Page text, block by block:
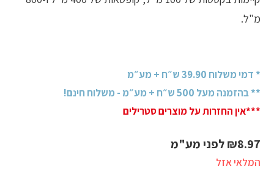
מ"ל.
* דמי משלוח 39.90 ש״ח + מע״מ
** בהזמנה מעל 500 ש״ח + מע״מ - משלוח חינם!
***אין החזרות על מוצרים סטרילים
₪8.97 לפני מע"מ
המלאי אזל